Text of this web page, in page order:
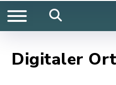
Digitaler